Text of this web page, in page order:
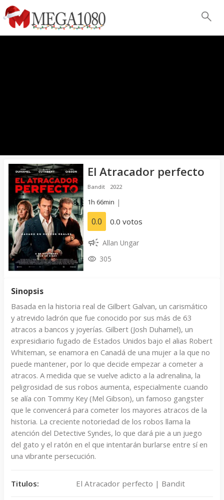
El Atracador perfecto
Bandit 2022
1h 66min |
0.0 0.0 votos
Allan Ungar
305
Sinopsis
Basada en la historia real de Gilbert Galvan, un carismático
y atrevido ladrón que fue conocido por sus más de 63
atracos a bancos y joyerías. Gilbert (Josh Duhamel), un
expresidiario fugado de Estados Unidos bajo el alias Robert
Whiteman, se enamora en Canadá de una mujer a la que no
puede mantener, por lo que decide empezar a cometer a
atracos. A medida que se vuelve adicto a la adrenalina, la
peligrosidad de sus robos aumenta, especialmente cuando
se alía con Tommy Key (Mel Gibson), un famoso gangster
que le convencerá para cometer los mayores atracos de la
historia. La creciente notoriedad de los robos llama la
atención del Detective Syndes, lo que dará pie a un juego
del gato y el ratón en el que intentarán burlarse entre sí en
una vibrante persecución.
Titulos: El Atracador perfecto | Bandit